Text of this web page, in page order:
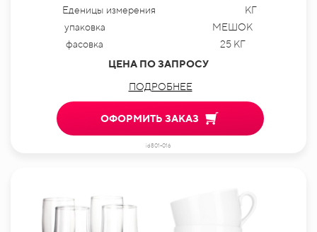
Еденицы измерения
КГ
упаковка
МЕШОК
фасовка
25 КГ
ЦЕНА ПО ЗАПРОСУ
ПОДРОБНЕЕ
ОФОРМИТЬ ЗАКАЗ
id801-016